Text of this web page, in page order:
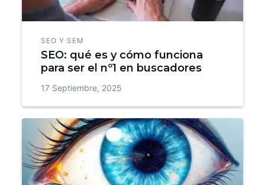
SEO Y SEM
SEO: qué es y cómo funciona
para ser el nº1 en buscadores
17 Septiembre, 2025